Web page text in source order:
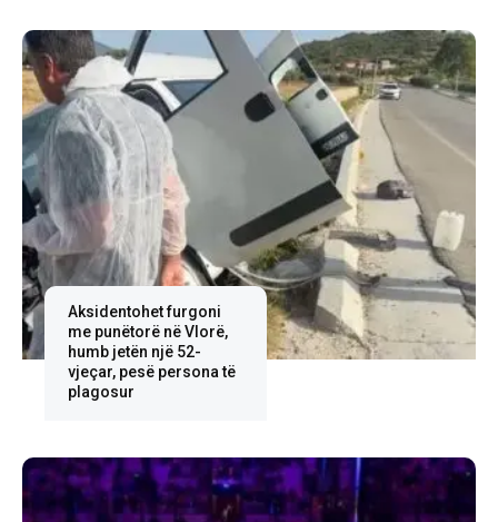
Aksidentohet furgoni
me punëtorë në Vlorë,
humb jetën një 52-
vjeçar, pesë persona të
plagosur